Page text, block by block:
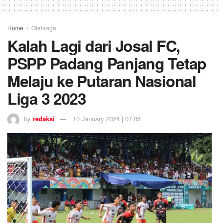
Home Olahraga
Kalah Lagi dari Josal FC,
PSPP Padang Panjang Tetap
Melaju ke Putaran Nasional
Liga 3 2023
by redaksi 10 January 2024 | 07:06